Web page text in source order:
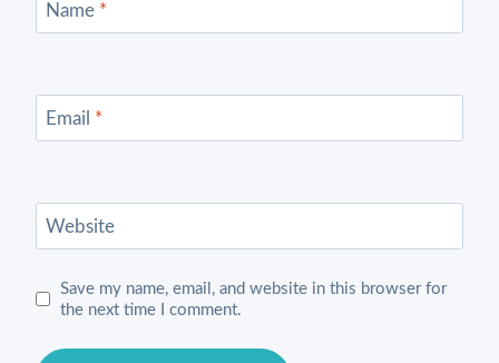
Name *
Email *
Website
Save my name, email, and website in this browser for
the next time I comment.